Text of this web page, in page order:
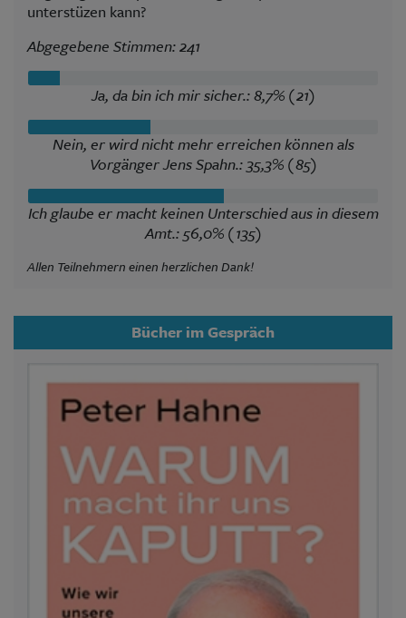
unterstüzen kann?
Abgegebene Stimmen: 241
Ja, da bin ich mir sicher.: 8,7% (21)
Nein, er wird nicht mehr erreichen können als
Vorgänger Jens Spahn.: 35,3% (85)
Ich glaube er macht keinen Unterschied aus in diesem
Amt.: 56,0% (135)
Allen Teilnehmern einen herzlichen Dank!
Bücher im Gespräch